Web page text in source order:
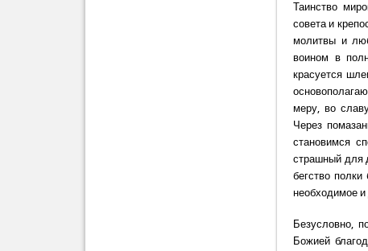
Таинство
совета и
молитвы и
воином в
красуется
меру, во
Через
становимся
страшный для
бегство
необходимое
Безусловно,
Божией